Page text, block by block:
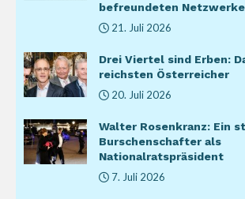
befreundeten Netzwerke
21. Juli 2026
Drei Viertel sind Erben:
reichsten Österreicher
20. Juli 2026
Walter Rosenkranz: Ein
Burschenschafter als
Nationalratspräsident
7. Juli 2026